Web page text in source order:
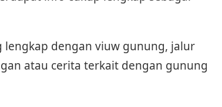
dengan viuw gunung, jalur
atau cerita terkait dengan gunung